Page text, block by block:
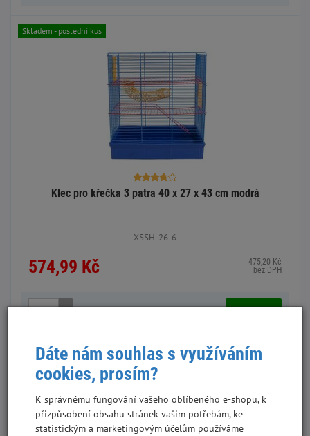
Klec pro křečka 3 patra 40 x 27 x 43 cm modrá
XSSH-26-6
574,99 Kč
475,20 Kč
bez DPH
Skladem - poslední kus
+
Do košíku
Skladem - poslední kus
Dáte nám souhlas s využíváním
cookies, prosím?
K správnému fungování vašeho oblíbeného e-shopu, k
přizpůsobení obsahu stránek vašim potřebám, ke
statistickým a marketingovým účelům používáme